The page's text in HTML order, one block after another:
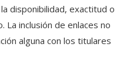
disponibilidad, exactitud o
La inclusión de enlaces no
alguna con los titulares